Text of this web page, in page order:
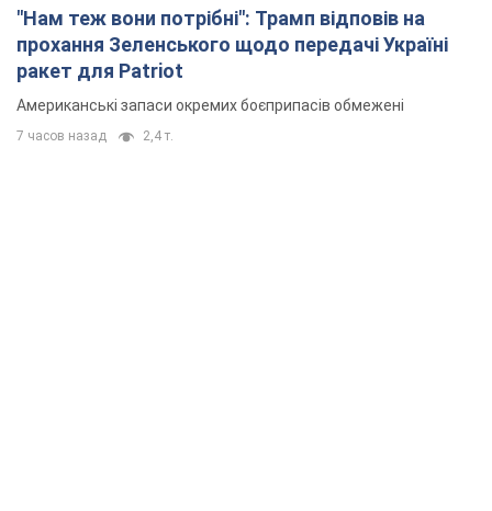
"Нам теж вони потрібні": Трамп відповів на
прохання Зеленського щодо передачі Україні
ракет для Patriot
Американські запаси окремих боєприпасів обмежені
7 часов назад 2,4 т.